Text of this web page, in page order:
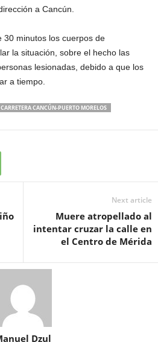
a Cancún.
30 minutos los cuerpos de
la situación, sobre el hecho las
lesionadas, debido a que los
a tiempo.
CARRETERA CANCÚN-PUERTO MORELOS
Next article
Muere atropellado al
intentar cruzar la calle en
el Centro de Mérida
Dzul